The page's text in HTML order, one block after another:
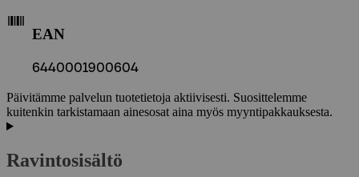
EAN
6440001900604
Päivitämme palvelun tuotetietoja aktiivisesti. Suosittelemme
kuitenkin tarkistamaan ainesosat aina myös myyntipakkauksesta.
Ravintosisältö